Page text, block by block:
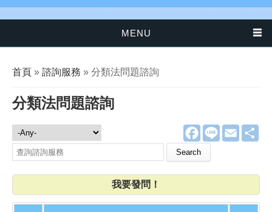
MENU
您在這裡
首頁 » 諮詢服務 » 分類法問題諮詢
分類法問題諮詢
F
a
e
o
k
L
E
m
諮詢服務
Search this site
我要發問！